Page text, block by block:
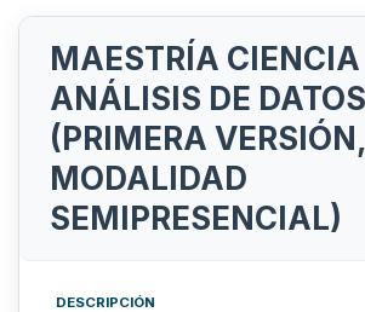
MAESTRÍA
ANÁLISIS DE DATOS
(PRIMERA VERSIÓN,
MODALIDAD
SEMIPRESENCIAL)
DESCRIPCIÓN